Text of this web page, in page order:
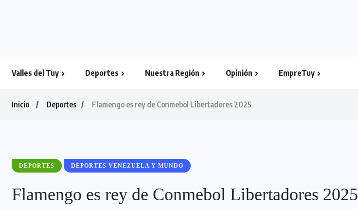
Valles del Tuy Deportes Nuestra Región Opinión EmpreTuy
Inicio Deportes Flamengo es rey de Conmebol Libertadores 2025
DEPORTES DEPORTES VENEZUELA Y MUNDO
Flamengo es rey de Conmebol Libertadores 2025